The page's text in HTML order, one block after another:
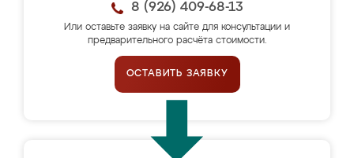
8 (926) 409-68-13
Или оставьте заявку на сайте для консультации и
предварительного расчёта стоимости.
ОСТАВИТЬ ЗАЯВКУ